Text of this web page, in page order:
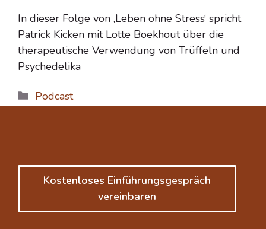
In dieser Folge von ‚Leben ohne Stress‘ spricht
Patrick Kicken mit Lotte Boekhout über die
therapeutische Verwendung von Trüffeln und
Psychedelika
Kategorien
Podcast
Kostenloses Einführungsgespräch
vereinbaren